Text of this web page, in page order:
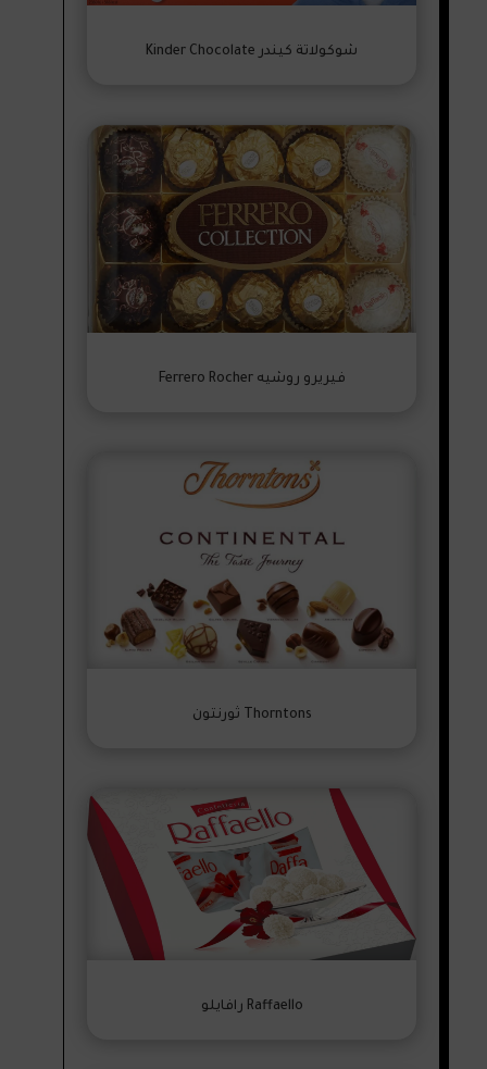
شوكولاتة كيندر Kinder Chocolate
فيريرو روشيه Ferrero Rocher
Thorntons ثورنتون
Raffaello رافايلو